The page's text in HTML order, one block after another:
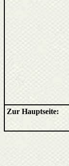
Zur Hauptseite: